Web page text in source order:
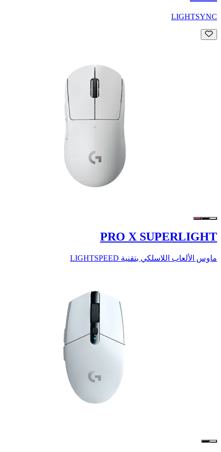
LIGHTSYNC
PRO X SUPERLIGHT
ماوس الألعاب اللاسلكي بتقنية LIGHTSPEED